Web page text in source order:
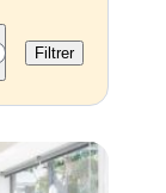
Filtrer